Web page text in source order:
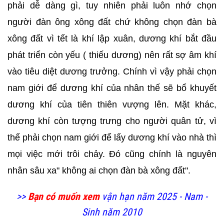
phải dễ dàng gì, tuy nhiên phải luôn nhớ chọn
người đàn ông xông đất chứ không chọn đàn bà
xông đất vì tết là khí lập xuân, dương khí bắt đầu
phát triển còn yếu ( thiếu dương) nên rất sợ âm khí
vào tiêu diệt dương trưởng. Chính vì vậy phải chọn
nam giới để dương khí của nhân thế sẽ bổ khuyết
dương khí của tiên thiên vượng lên. Mặt khác,
dương khí còn tượng trưng cho người quân tử, vì
thế phải chọn nam giới để lấy dương khí vào nhà thì
mọi việc mới trôi chảy. Đó cũng chính là nguyên
nhân sâu xa" không ai chọn đàn bà xông đất".
>> Bạn có muốn xemvận hạn năm 2025 - Nam -
Sinh năm 2010